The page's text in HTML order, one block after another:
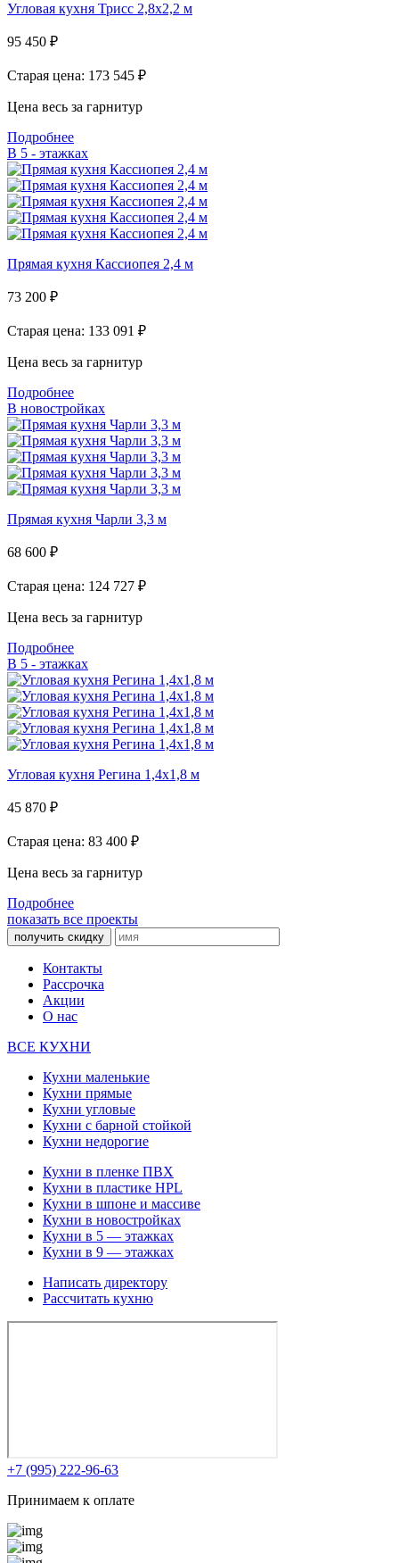
Угловая кухня Трисс 2,8х2,2 м
95 450 ₽
Старая цена: 173 545 ₽
Цена весь за гарнитур
Подробнее
В 5 - этажках
Прямая кухня Кассиопея 2,4 м
73 200 ₽
Старая цена: 133 091 ₽
Цена весь за гарнитур
Подробнее
В новостройках
Прямая кухня Чарли 3,3 м
68 600 ₽
Старая цена: 124 727 ₽
Цена весь за гарнитур
Подробнее
В 5 - этажках
Угловая кухня Регина 1,4х1,8 м
45 870 ₽
Старая цена: 83 400 ₽
Цена весь за гарнитур
Подробнее
показать все проекты
получить скидку
Контакты
Рассрочка
Акции
О нас
ВСЕ КУХНИ
Кухни маленькие
Кухни прямые
Кухни угловые
Кухни с барной стойкой
Кухни недорогие
Кухни в пленке ПВХ
Кухни в пластике HPL
Кухни в шпоне и массиве
Кухни в новостройках
Кухни в 5 — этажках
Кухни в 9 — этажках
Написать директору
Рассчитать кухню
+7 (995) 222-96-63
Принимаем к оплате